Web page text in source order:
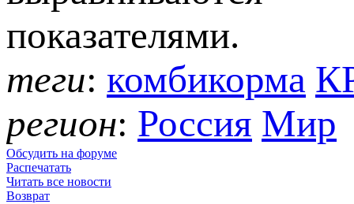
показателями.
теги: комбикорма
регион: Россия Мир
Обсудить на форуме
Распечатать
Читать все новости
Возврат